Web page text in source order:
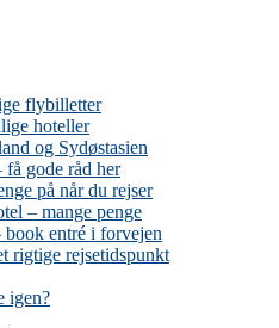
flybilletter
hoteller
og Sydøstasien
få gode råd her
på når du rejser
– mange penge
book entré i forvejen
rigtige rejsetidspunkt
igen?